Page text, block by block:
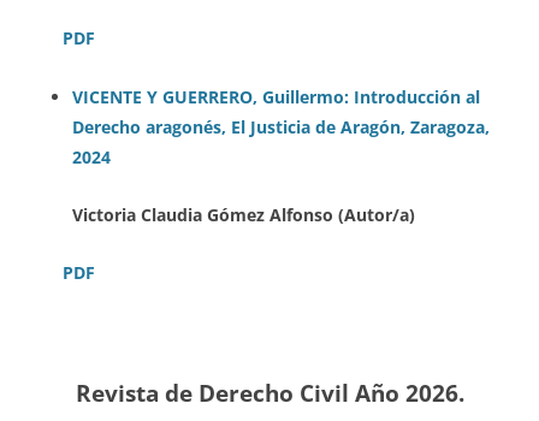
PDF
VICENTE Y GUERRERO, Guillermo: Introducción al
Derecho aragonés, El Justicia de Aragón, Zaragoza,
2024
Victoria Claudia Gómez Alfonso (Autor/a)
PDF
Revista de Derecho Civil Año 2026.